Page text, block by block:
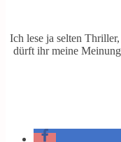
Ich lese ja selten
dürft ihr meine